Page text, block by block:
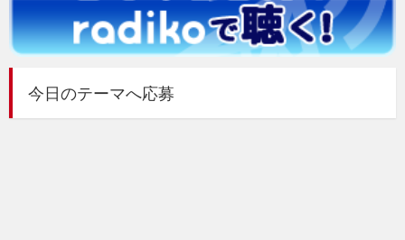
今日のテーマへ応募